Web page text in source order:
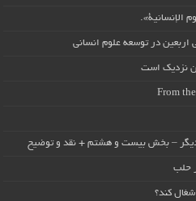
الإنسانية».
در توسعه علوم انسانی
نزدیک است
From
دیگر – بخش بیست و هشتم + نقد و توضیح
حلب
کند؟